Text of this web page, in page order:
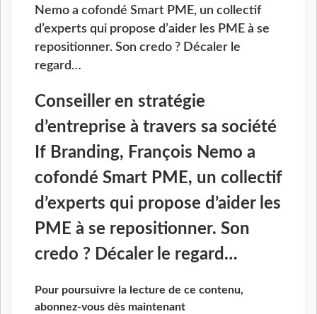
Nemo a cofondé Smart PME, un collectif
d’experts qui propose d’aider les PME à se
repositionner. Son credo ? Décaler le
regard…
Conseiller en stratégie
d’entreprise à travers sa société
If Branding, François Nemo a
cofondé Smart PME, un collectif
d’experts qui propose d’aider les
PME à se repositionner. Son
credo ? Décaler le regard…
Pour poursuivre la lecture de ce contenu,
abonnez-vous dès maintenant